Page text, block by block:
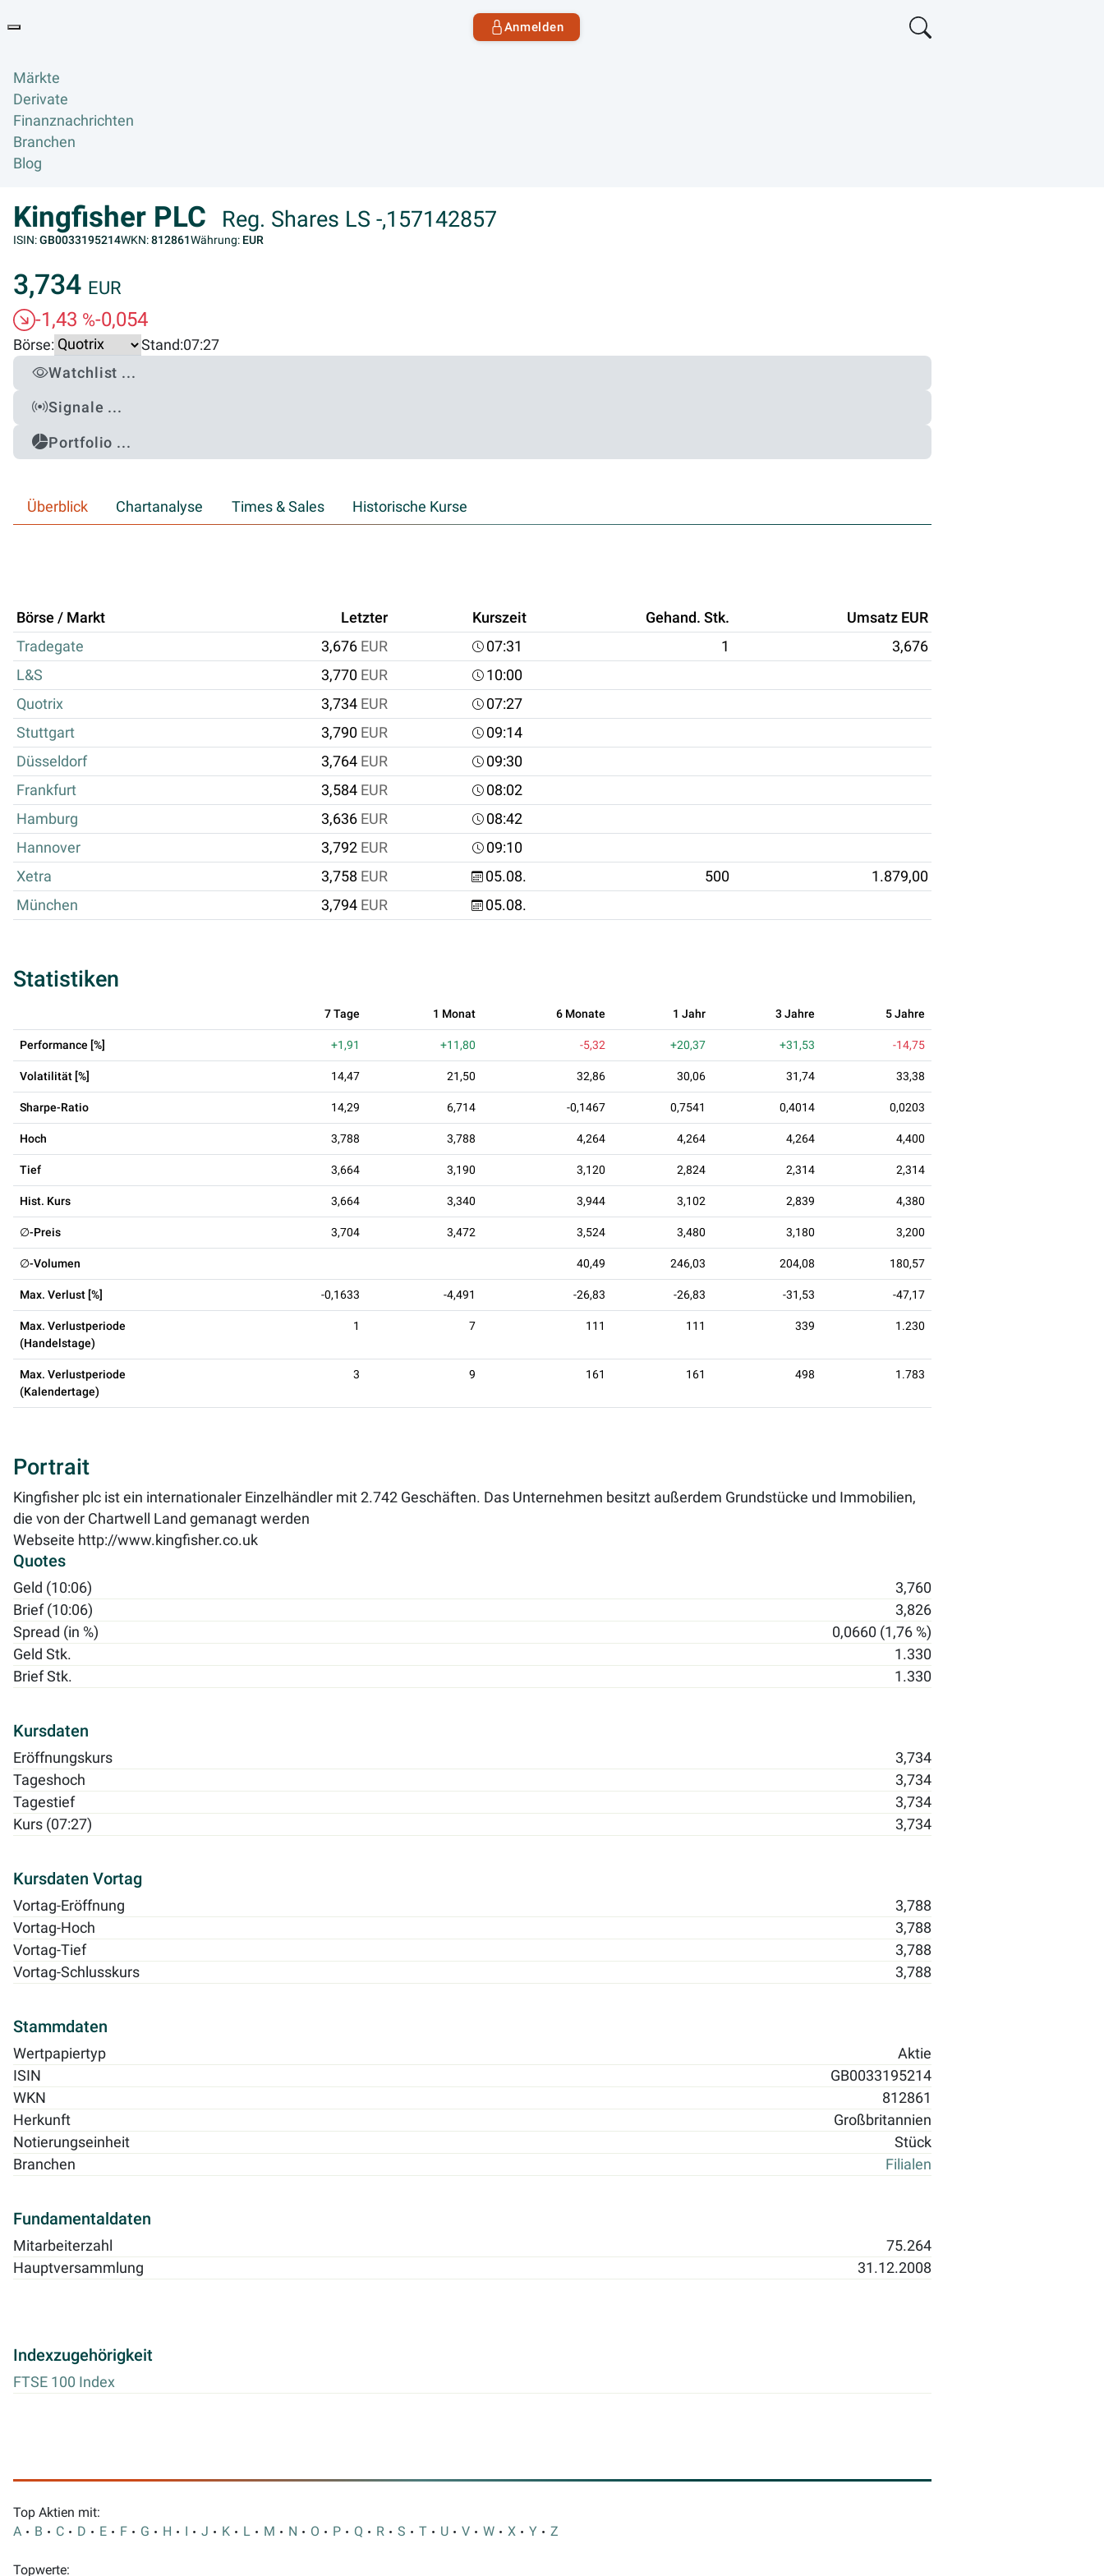
Anmelden
Märkte
Derivate
Finanznachrichten
Branchen
Blog
Kingfisher PLC Reg. Shares LS -,157142857
ISIN:GB0033195214WKN:812861Währung: EUR
3,734 EUR
-1,43 %-0,054
Börse: Stand:07:27
Watchlist ...
Signale ...
Portfolio ...
Überblick Chartanalyse Times & Sales Historische Kurse
Börse / Markt Letzter Kurszeit Gehand. Stk.
Umsatz EUR
Tradegate
3,676 EUR 07:31 1
3,676
L&S
3,770 EUR
10:00
Quotrix
3,734 EUR
07:27
Stuttgart
3,790 EUR
09:14
Düsseldorf
3,764 EUR
09:30
Frankfurt
3,584 EUR
08:02
Hamburg
3,636 EUR
08:42
Hannover
3,792 EUR
09:10
Xetra
3,758 EUR 05.08. 500
1.879,00
München
3,794 EUR 05.08.
Statistiken
7 Tage 1 Monat 6 Monate 1 Jahr 3 Jahre 5 Jahre
Performance [%] +1,91 +11,80 -5,32 +20,37 +31,53 -14,75
Volatilität [%] 14,47 21,50 32,86 30,06 31,74 33,38
Sharpe-Ratio 14,29 6,714 -0,1467 0,7541 0,4014 0,0203
Hoch 3,788 3,788 4,264 4,264 4,264 4,400
Tief 3,664 3,190 3,120 2,824 2,314 2,314
Hist. Kurs 3,664 3,340 3,944 3,102 2,839 4,380
∅-Preis 3,704 3,472 3,524 3,480 3,180 3,200
∅-Volumen 40,49 246,03 204,08 180,57
Max. Verlust [%] -0,1633 -4,491 -26,83 -26,83 -31,53 -47,17
Max. Verlustperiode
(Handelstage)
1 7 111 111 339 1.230
Max. Verlustperiode
(Kalendertage)
3 9 161 161 498 1.783
Portrait
Kingfisher plc ist ein internationaler Einzelhändler mit 2.742 Geschäften. Das Unternehmen besitzt außerdem Grundstücke und Immobilien,
die von der Chartwell Land gemanagt werden
Webseite http://www.kingfisher.co.uk
Quotes
Geld (10:06)
3,760
Brief (10:06)
3,826
Spread (in %)
0,0660 (1,76 %)
Geld Stk.
1.330
Brief Stk.
1.330
Kursdaten
Eröffnungskurs
3,734
Tageshoch
3,734
Tagestief
3,734
Kurs (07:27)
3,734
Kursdaten Vortag
Vortag-Eröffnung
3,788
Vortag-Hoch
3,788
Vortag-Tief
3,788
Vortag-Schlusskurs
3,788
Stammdaten
Wertpapiertyp
Aktie
ISIN
GB0033195214
WKN
812861
Herkunft
Großbritannien
Notierungseinheit
Stück
Branchen
Filialen
Fundamentaldaten
Mitarbeiterzahl
75.264
Hauptversammlung
31.12.2008
Indexzugehörigkeit
FTSE 100 Index
Top Aktien mit:
A
B C D E F G H I J K L M N O P Q R S T U V W X Y Z
Topwerte: